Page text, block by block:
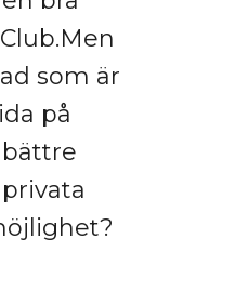
som är
på
bättre